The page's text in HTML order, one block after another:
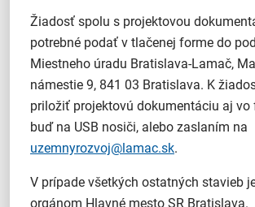
Žiadosť spolu s projektovou
potrebné podať v tlačenej forme do
Miestneho úradu Bratislava-Lamač,
námestie 9, 841 03 Bratislava. K
priložiť projektovú dokumentáciu aj vo
buď na USB nosiči, alebo zaslaním na
uzemnyrozvoj@lamac.sk.
V prípade všetkých ostatných stavieb
orgánom Hlavné mesto SR Bratislava.